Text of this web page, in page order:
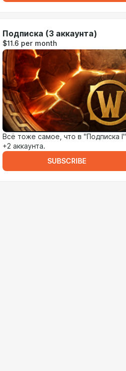
Подписка (3 аккаунта)
$11.6 per month
Всё тоже самое, что в "Подписка I"
+2 аккаунта.
SUBSCRIBE